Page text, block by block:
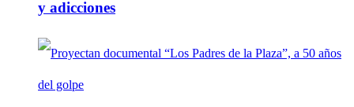
y adicciones